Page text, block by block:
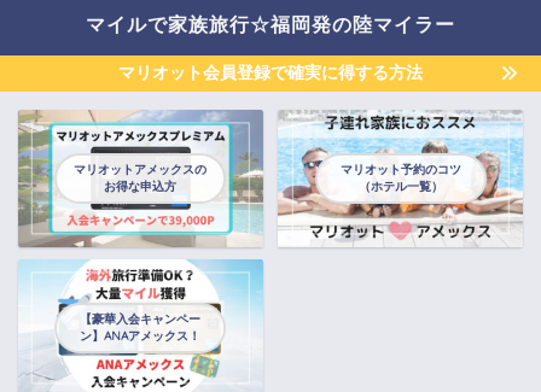
マイルで家族旅行☆福岡発の陸マイラー
マリオット会員登録で確実に得する方法
マリオットアメックスの
お得な申込方
マリオット予約のコツ
（ホテル一覧）
【豪華入会キャンペー
ン】ANAアメックス！